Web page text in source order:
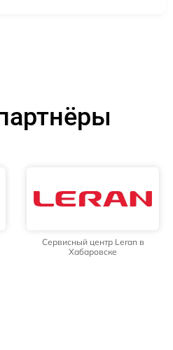
Сервисный центр Leran в
Хабаровске